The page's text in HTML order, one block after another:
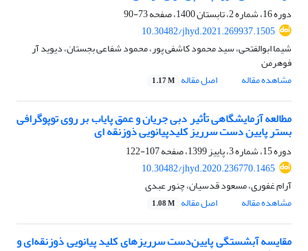
دوره 16، شماره 2، تابستان 1400، صفحه
73-90
10.30482/jhyd.2021.269937.1505
شیما ابوالفتحی، سید محمود کاشفی پور، محمود شفاعی بجستان، دیوید آر
فوهرمن
مشاهده مقاله
اصل مقاله 1.17 M
مطالعه آزمایشگاهی تأثیر دبی جریان و عمق پایاب بر روی توپوگرافی
بستر پایین دست سرریز کلیدپیانویی ذوزنقه ای
دوره 15، شماره 3، پاییز 1399، صفحه
107-122
10.30482/jhyd.2020.236770.1465
آرام غفوری، مسعود قدسیان، چنور عبدی
مشاهده مقاله
اصل مقاله 1.08 M
مقایسه آبشستگی پایین‌دست سرریزهای کلید پیانویی ذوزنقه‌ای و